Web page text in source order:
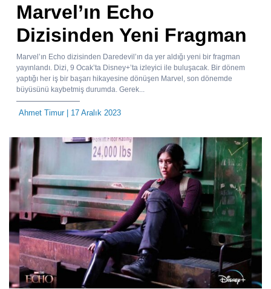
Marvel’ın Echo
Dizisinden Yeni Fragman
Marvel’ın Echo dizisinden Daredevil’ın da yer aldığı yeni bir fragman
yayınlandı. Dizi, 9 Ocak’ta Disney+’ta izleyici ile buluşacak. Bir dönem
yaptığı her iş bir başarı hikayesine dönüşen Marvel, son dönemde
büyüsünü kaybetmiş durumda. Gerek...
Ahmet Timur| 17 Aralık 2023